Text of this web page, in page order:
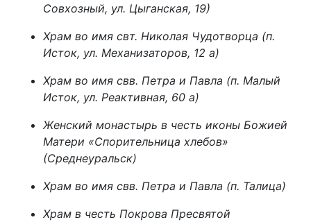
Совхозный, ул. Цыганская, 19)
Храм во имя свт. Николая Чудотворца (п.
Исток, ул. Механизаторов, 12 а)
Храм во имя свв. Петра и Павла (п. Малый
Исток, ул. Реактивная, 60 а)
Женский монастырь в честь иконы Божией
Матери «Спорительница хлебов»
(Среднеуральск)
Храм во имя свв. Петра и Павла (п. Талица)
Храм в честь Покрова Пресвятой